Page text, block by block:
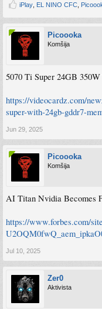
iPlay EL NINO CFC
Picoooka
Komšija
5070 Ti Super 24GB
https://videocardz.com/
super-with-24gb-gddr7-
Jun 29, 2025
Picoooka
Komšija
AI Titan Nvidia Becomes
https://www.forbes.com/
Jul 10, 2025
Zer0
Aktivista